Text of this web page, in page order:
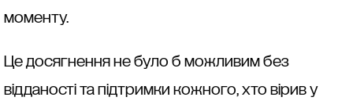
моменту.
Це досягнення не було б можливим без
відданості та підтримки кожного, хто вірив у